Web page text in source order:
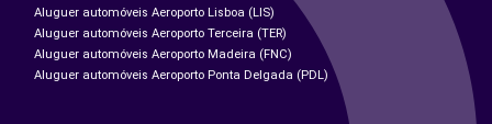
Aluguer automóveis Aeroporto Lisboa (LIS)
Aluguer automóveis Aeroporto Terceira (TER)
Aluguer automóveis Aeroporto Madeira (FNC)
Aluguer automóveis Aeroporto Ponta Delgada (PDL)